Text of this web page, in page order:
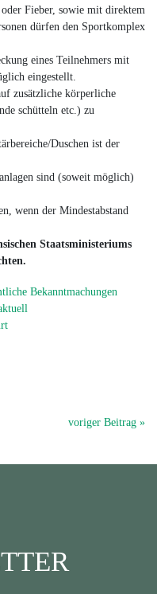
Fieber, sowie mit direktem
dürfen den Sportkomplex
eines Teilnehmers mit
eingestellt.
zusätzliche körperliche
schütteln etc.) zu
Duschen ist der
sind (soweit möglich)
wenn der Mindestabstand
Staatsministeriums
Bekanntmachungen
voriger Beitrag »